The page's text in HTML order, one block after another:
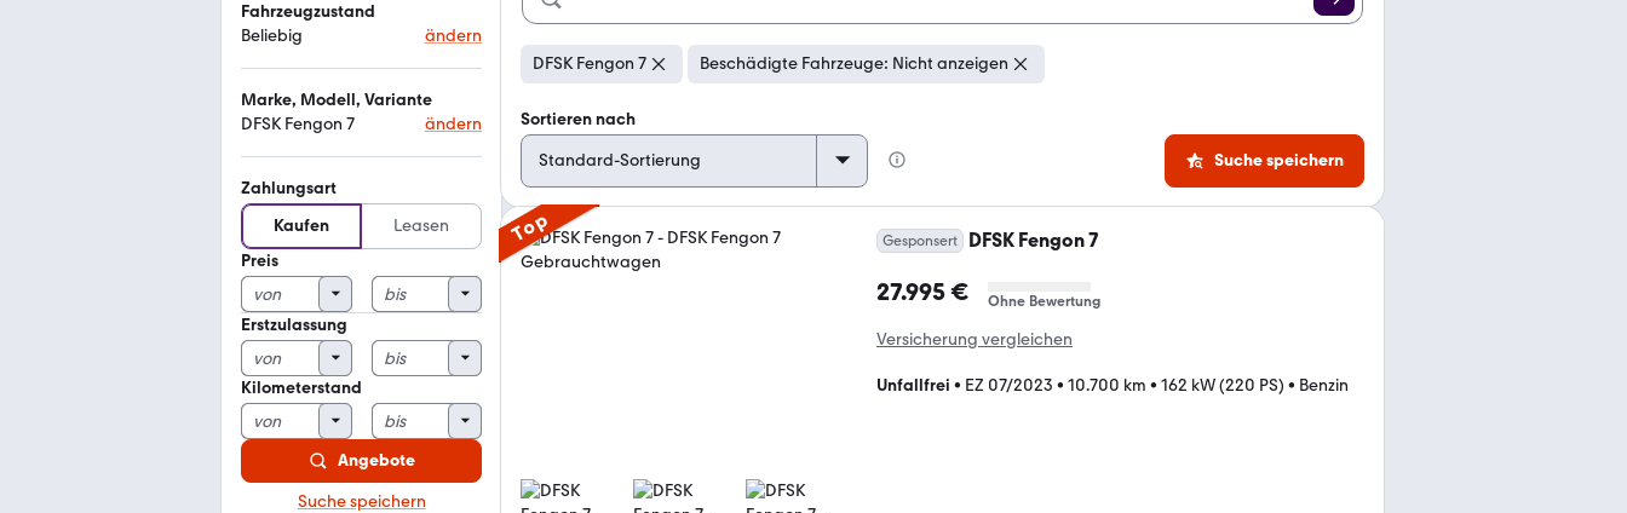
Fahrzeugzustand
Beliebig
ändern
Marke, Modell, Variante
DFSK Fengon 7
ändern
Zahlungsart
Kaufen
Leasen
Preis
Erstzulassung
Kilometerstand
Angebote
Suche speichern
DFSK Fengon 7 Beschädigte Fahrzeuge: Nicht anzeigen
Sortieren nach
Suche speichern
Top Gesponsert DFSK Fengon 7
27.995 € Ohne Bewertung
Versicherung vergleichen
Unfallfrei • EZ 07/2023 • 10.700 km • 162 kW (220 PS) • Benzin